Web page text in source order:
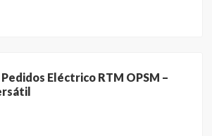
Eléctrico RTM OPSM –